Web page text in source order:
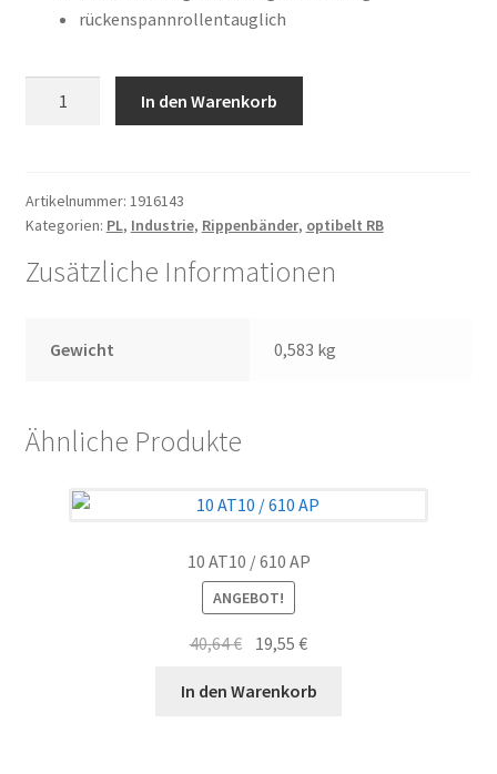
Shop
Versandarten
Wiederruf
Zahlungsarten
rückenspannrollentauglich
Menge
In den Warenkorb
Artikelnummer: 1916143
Kategorien: PL, Industrie, Rippenbänder, optibelt RB
Zusätzliche Informationen
Gewicht 0,583 kg
Ähnliche Produkte
10 AT10 / 610 AP
ANGEBOT!
40,64€ Ursprünglicher
war:
19,55€Aktueller
ist:
In den Warenkorb